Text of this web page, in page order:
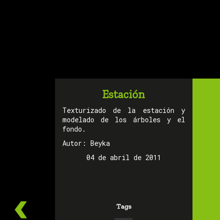
Estación
Texturizado de la estación y
modelado de los árboles y el
fondo.
Autor: Beyka
04 de abril de 2011
Tags